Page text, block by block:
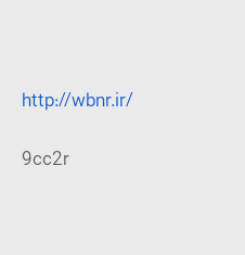
http://wbnr.ir/
9cc2r